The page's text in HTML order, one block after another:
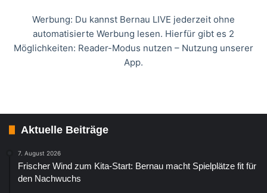
Werbung: Du kannst Bernau LIVE jederzeit ohne
automatisierte Werbung lesen. Hierfür gibt es 2
Möglichkeiten: Reader-Modus nutzen – Nutzung unserer
App.
Aktuelle Beiträge
7. August 2026
Frischer Wind zum Kita-Start: Bernau macht Spielplätze fit für
den Nachwuchs